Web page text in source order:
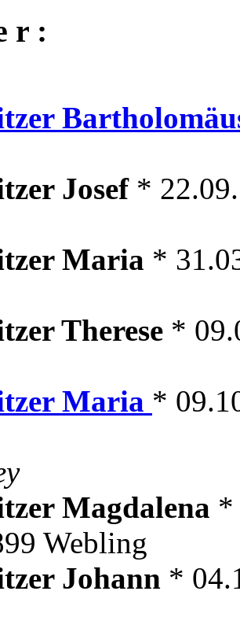
r :
Josef *
Maria *
Therese *
Maria *
Magdalena *
Webling
Johann *